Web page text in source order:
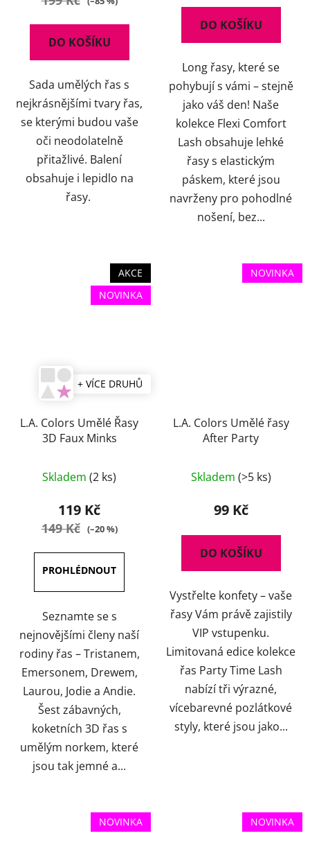
DO KOŠÍKU
Sada umělých řas s
nejkrásnějšími tvary řas,
se kterými budou vaše
oči neodolatelně
přitažlivé. Balení
obsahuje i lepidlo na
řasy.
DO KOŠÍKU
Long řasy, které se
pohybují s vámi – stejně
jako váš den! Naše
kolekce Flexi Comfort
Lash obsahuje lehké
řasy s elastickým
páskem, které jsou
navrženy pro pohodlné
nošení, bez...
AKCE
NOVINKA
+ VÍCE DRUHŮ
L.A. Colors Umělé Řasy
3D Faux Minks
hodnocení
produktu
je
5
hvězdiček.
Skladem (2 ks)
119 Kč
149 Kč (–20 %)
Seznamte se s
nejnovějšími členy naší
rodiny řas – Tristanem,
Emersonem, Drewem,
Laurou, Jodie a Andie.
Šest zábavných,
koketních 3D řas s
umělým norkem, které
jsou tak jemné a...
NOVINKA
L.A. Colors Umělé řasy
After Party
Skladem (>5 ks)
99 Kč
DO KOŠÍKU
Vystřelte konfety – vaše
řasy Vám právě zajistily
VIP vstupenku.
Limitovaná edice kolekce
řas Party Time Lash
nabízí tři výrazné,
vícebarevné pozlátkové
styly, které jsou jako...
NOVINKA NOVINKA